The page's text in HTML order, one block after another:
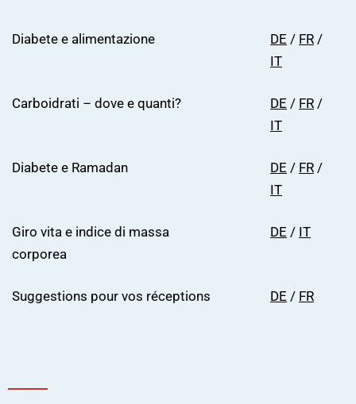
Diabete e alimentazione DE / FR /
IT
Carboidrati – dove e quanti? DE / FR /
IT
Diabete e Ramadan DE / FR /
IT
Giro vita e indice di massa
corporea
DE / IT
Suggestions pour vos réceptions DE / FR